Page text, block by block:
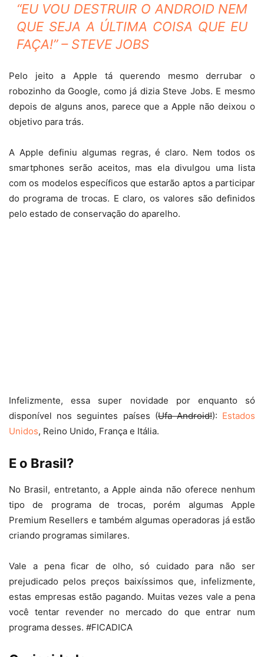
“EU VOU DESTRUIR O ANDROID NEM
QUE SEJA A ÚLTIMA COISA QUE EU
FAÇA!” – STEVE JOBS
Pelo jeito a Apple tá querendo mesmo derrubar o
robozinho da Google, como já dizia Steve Jobs. E mesmo
depois de alguns anos, parece que a Apple não deixou o
objetivo para trás.
A Apple definiu algumas regras, é claro. Nem todos os
smartphones serão aceitos, mas ela divulgou uma lista
com os modelos específicos que estarão aptos a participar
do programa de trocas. E claro, os valores são definidos
pelo estado de conservação do aparelho.
Infelizmente, essa super novidade por enquanto só
disponível nos seguintes países (Ufa Android!): Estados
Unidos, Reino Unido, França e Itália.
E o Brasil?
No Brasil, entretanto, a Apple ainda não oferece nenhum
tipo de programa de trocas, porém algumas Apple
Premium Resellers e também algumas operadoras já estão
criando programas similares.
Vale a pena ficar de olho, só cuidado para não ser
prejudicado pelos preços baixíssimos que, infelizmente,
estas empresas estão pagando. Muitas vezes vale a pena
você tentar revender no mercado do que entrar num
programa desses. #FICADICA